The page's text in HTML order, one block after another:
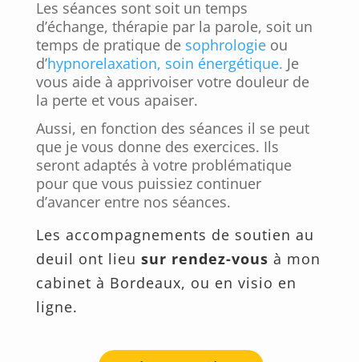
Les séances sont soit un temps
d’échange, thérapie par la parole, soit un
temps de pratique de sophrologieou
d’hypnorelaxation, soin énergétique. Je
vous aide à apprivoiser votre douleur de
la perte et vous apaiser.
Aussi, en fonction des séances il se peut
que je vous donne des exercices. Ils
seront adaptés à votre problématique
pour que vous puissiez continuer
d’avancer entre nos séances.
Les accompagnements de soutien au
deuil ont lieu sur rendez-vous à mon
cabinet à Bordeaux, ou en visio en
ligne.